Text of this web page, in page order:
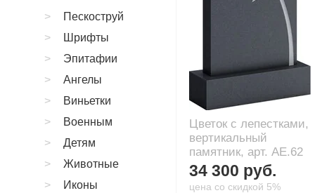
Цветок с лепестками,
вертикальный
памятник, арт. AE.62
34 300 руб.
цена со скидкой 5%
Пескоструй
Шрифты
Эпитафии
Ангелы
Виньетки
Военным
Детям
Животные
Иконы